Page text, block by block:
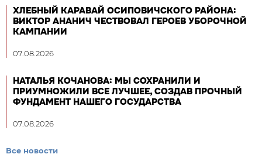
ХЛЕБНЫЙ КАРАВАЙ ОСИПОВИЧСКОГО РАЙОНА:
ВИКТОР АНАНИЧ ЧЕСТВОВАЛ ГЕРОЕВ УБОРОЧНОЙ
КАМПАНИИ
07.08.2026
НАТАЛЬЯ КОЧАНОВА: МЫ СОХРАНИЛИ И
ПРИУМНОЖИЛИ ВСЕ ЛУЧШЕЕ, СОЗДАВ ПРОЧНЫЙ
ФУНДАМЕНТ НАШЕГО ГОСУДАРСТВА
07.08.2026
Все новости